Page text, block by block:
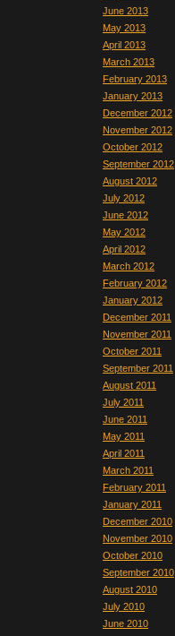
June 2013
May 2013
April 2013
March 2013
February 2013
January 2013
December 2012
November 2012
October 2012
September 2012
August 2012
July 2012
June 2012
May 2012
April 2012
March 2012
February 2012
January 2012
December 2011
November 2011
October 2011
September 2011
August 2011
July 2011
June 2011
May 2011
April 2011
March 2011
February 2011
January 2011
December 2010
November 2010
October 2010
September 2010
August 2010
July 2010
June 2010